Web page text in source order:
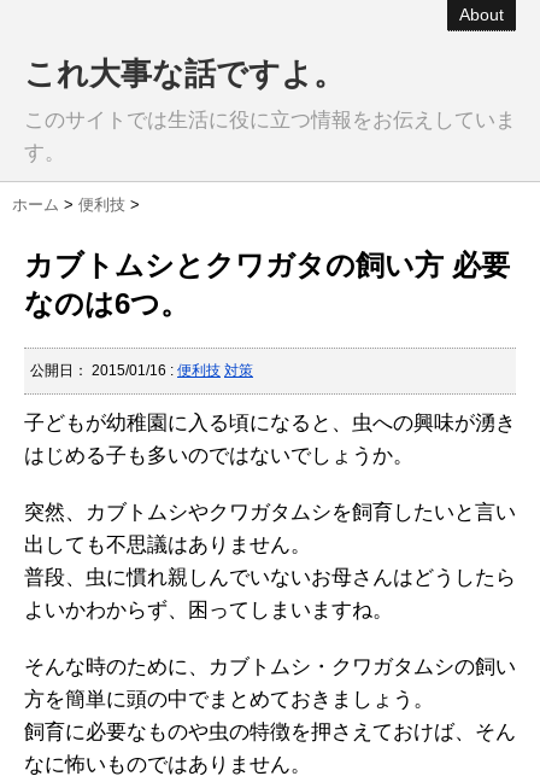
About
これ大事な話ですよ。
このサイトでは生活に役に立つ情報をお伝えしていま
す。
ホーム > 便利技 >
カブトムシとクワガタの飼い方 必要
なのは6つ。
公開日： 2015/01/16 : 便利技 対策
子どもが幼稚園に入る頃になると、虫への興味が湧き
はじめる子も多いのではないでしょうか。
突然、カブトムシやクワガタムシを飼育したいと言い
出しても不思議はありません。
普段、虫に慣れ親しんでいないお母さんはどうしたら
よいかわからず、困ってしまいますね。
そんな時のために、カブトムシ・クワガタムシの飼い
方を簡単に頭の中でまとめておきましょう。
飼育に必要なものや虫の特徴を押さえておけば、そん
なに怖いものではありません。